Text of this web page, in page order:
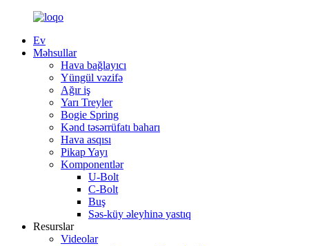
Ev
Məhsullar
Hava bağlayıcı
Yüngül vəzifə
Ağır iş
Yarı Treyler
Bogie Spring
Kənd təsərrüfatı baharı
Hava asqısı
Pikap Yayı
Komponentlər
U-Bolt
C-Bolt
Buş
Səs-küy əleyhinə yastıq
Resurslar
Videolar